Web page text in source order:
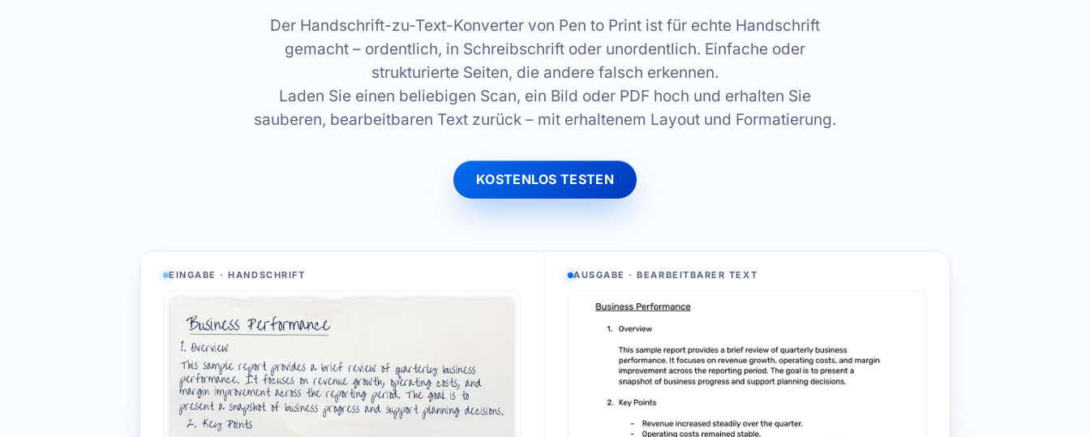
Der Handschrift-zu-Text-Konverter von Pen to Print ist für echte Handschrift
gemacht – ordentlich, in Schreibschrift oder unordentlich. Einfache oder
strukturierte Seiten, die andere falsch erkennen.
Laden Sie einen beliebigen Scan, ein Bild oder PDF hoch und erhalten Sie
sauberen, bearbeitbaren Text zurück – mit erhaltenem Layout und Formatierung.
KOSTENLOS TESTEN
EINGABE · HANDSCHRIFT AUSGABE · BEARBEITBARER TEXT